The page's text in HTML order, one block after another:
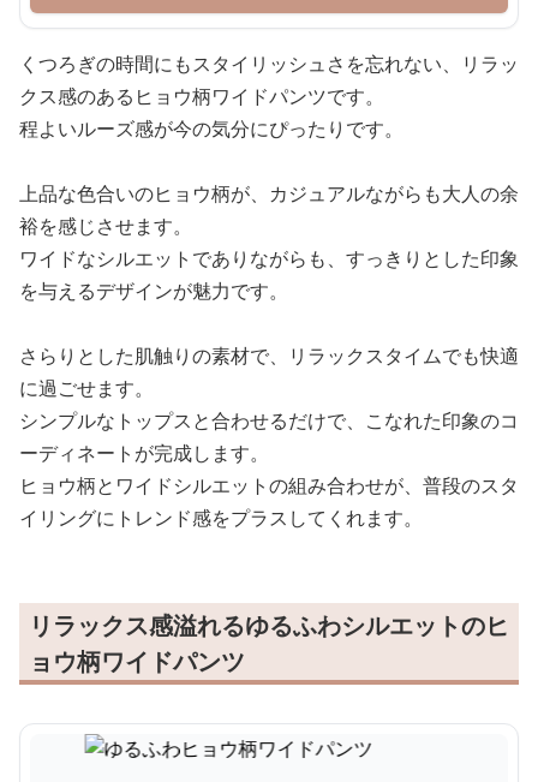
くつろぎの時間にもスタイリッシュさを忘れない、リラッ
クス感のあるヒョウ柄ワイドパンツです。
程よいルーズ感が今の気分にぴったりです。
上品な色合いのヒョウ柄が、カジュアルながらも大人の余
裕を感じさせます。
ワイドなシルエットでありながらも、すっきりとした印象
を与えるデザインが魅力です。
さらりとした肌触りの素材で、リラックスタイムでも快適
に過ごせます。
シンプルなトップスと合わせるだけで、こなれた印象のコ
ーディネートが完成します。
ヒョウ柄とワイドシルエットの組み合わせが、普段のスタ
イリングにトレンド感をプラスしてくれます。
リラックス感溢れるゆるふわシルエットのヒ
ョウ柄ワイドパンツ